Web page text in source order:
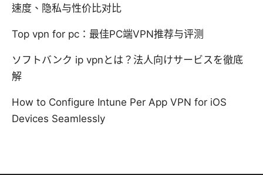
速度、隐私与性价比对比
Top vpn for pc：最佳PC端VPN推荐与评测
ソフトバンク ip vpnとは？法人向けサービスを徹底
解
How to Configure Intune Per App VPN for iOS
Devices Seamlessly